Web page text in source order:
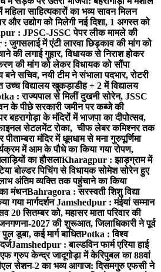
साहित्यकारों का भव्य सावन मिलन
और उद्योग को मिलेगी नई दिशा, 1 अगस्त को
: JPSC-JSSC पेपर लीक मामले की
जुगसलाई में एंटी लारवा छिड़काव की मांग को
की लगाई गुहार, विधायक से निराश होकर
की मांग को लेकर विधायक को सौंपा
सचिव, नयी टीम ने संभाला पदभार, रोटरी
विद्यालय खुकड़ाडीह + 2 में विद्यालय
: राज्यपाल से मिलीं दुखनी सोरेन, JSSC
के पीछे सरकारी जमीन पर कब्जे की
बहरागोड़ा के मंदिरों में भाजपा का दीपोत्सव,
फाइनल सेटलमेंट रोका, चीफ लेबर कमिश्नर तक
मंदिर में धूमधाम से मना गुरुपूर्णिमा
में आम के पौधे का किया गया रोपण,
का हौसलाKharagpur : झाड़ग्राम में
बोल्डर पिचिंग से विधायक सोमेश सोरेन हुए
अंतिम व्यक्ति तक पहुंचाने का किया
मंथनBahragora : सरस्वती शिशु विद्या
गया मार्गदर्शनJamshedpur : मंईयां सम्मान
20 सितम्बर को, महासर माता परिवार की
2027 की शुरूआत, जिलाधिकारी ने पूर्व
डूबा, कई मार्ग बाधितPotka : विश्व
Jamshedpur : बाल्डविन फार्म एरिया हाई
ग्रुप केन्द्र जादूगोड़ा में केरिपुबल का 88वां
सेशन-2 का भव्य आगाज: दिसमगुरु एफसी ने